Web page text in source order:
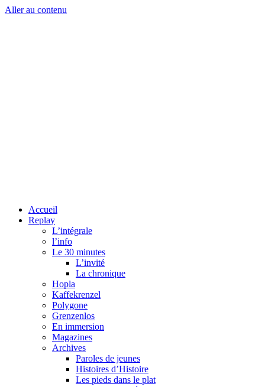
Aller au contenu
Accueil
Replay
L’intégrale
l’info
Le 30 minutes
L’invité
La chronique
Hopla
Kaffekrenzel
Polygone
Grenzenlos
En immersion
Magazines
Archives
Paroles de jeunes
Histoires d’Histoire
Les pieds dans le plat